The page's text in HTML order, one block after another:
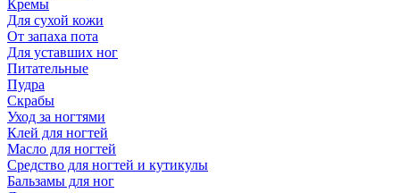
Кремы
Для сухой кожи
От запаха пота
Для уставших ног
Питательные
Пудра
Скрабы
Уход за ногтями
Клей для ногтей
Масло для ногтей
Средство для ногтей и кутикулы
Бальзамы для ног